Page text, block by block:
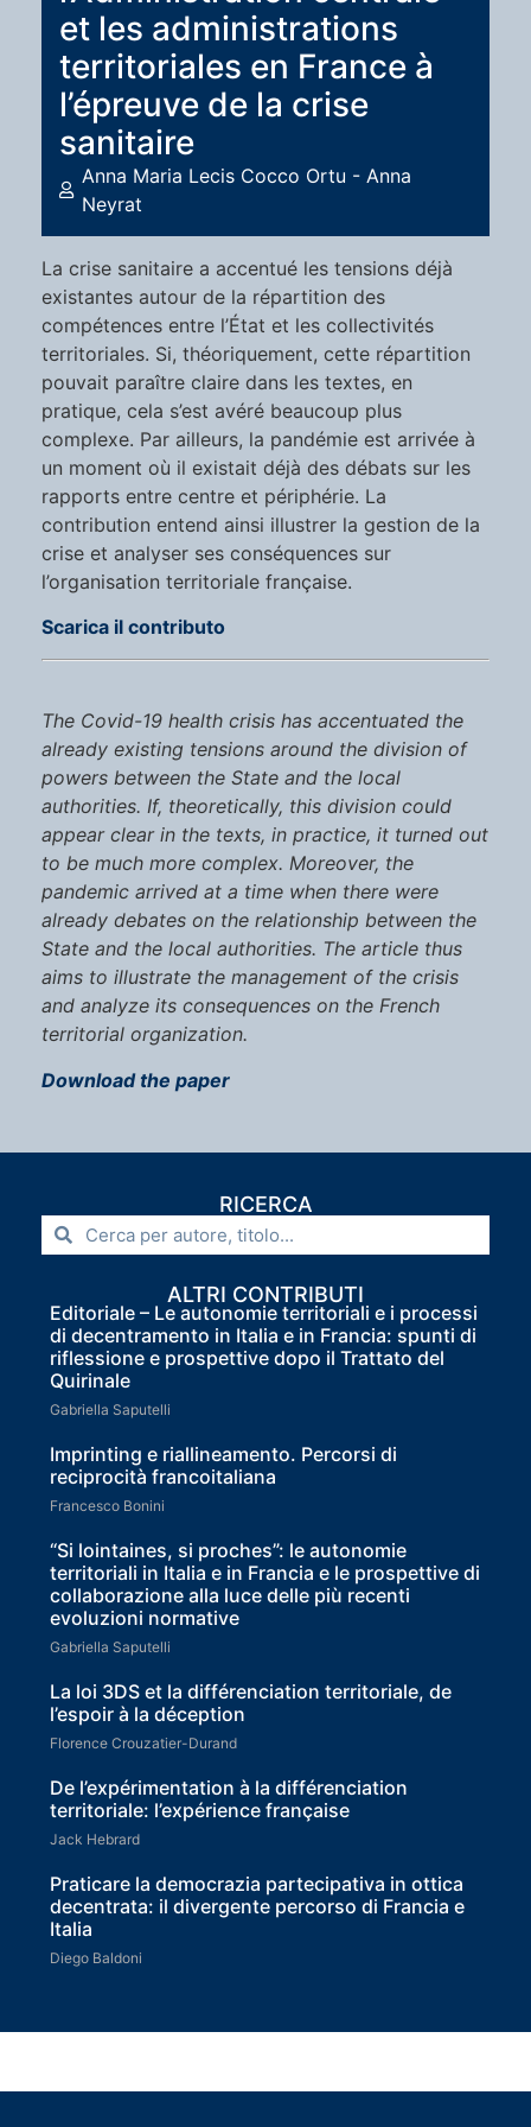
et les administrations
territoriales en France à
l’épreuve de la crise
sanitaire
Anna Maria Lecis Cocco Ortu - Anna
Neyrat
La crise sanitaire a accentué les tensions déjà
existantes autour de la répartition des
compétences entre l’État et les collectivités
territoriales. Si, théoriquement, cette répartition
pouvait paraître claire dans les textes, en
pratique, cela s’est avéré beaucoup plus
complexe. Par ailleurs, la pandémie est arrivée à
un moment où il existait déjà des débats sur les
rapports entre centre et périphérie. La
contribution entend ainsi illustrer la gestion de la
crise et analyser ses conséquences sur
l’organisation territoriale française.
Scarica il contributo
The Covid-19 health crisis has accentuated the
already existing tensions around the division of
powers between the State and the local
authorities. If, theoretically, this division could
appear clear in the texts, in practice, it turned out
to be much more complex. Moreover, the
pandemic arrived at a time when there were
already debates on the relationship between the
State and the local authorities. The article thus
aims to illustrate the management of the crisis
and analyze its consequences on the French
territorial organization.
Download the paper
RICERCA
ALTRI CONTRIBUTI
Editoriale – Le autonomie territoriali e i processi
di decentramento in Italia e in Francia: spunti di
riflessione e prospettive dopo il Trattato del
Quirinale
Gabriella Saputelli
Imprinting e riallineamento. Percorsi di
reciprocità francoitaliana
Francesco Bonini
“Si lointaines, si proches”: le autonomie
territoriali in Italia e in Francia e le prospettive di
collaborazione alla luce delle più recenti
evoluzioni normative
Gabriella Saputelli
La loi 3DS et la différenciation territoriale, de
l’espoir à la déception
Florence Crouzatier-Durand
De l’expérimentation à la différenciation
territoriale: l’expérience française
Jack Hebrard
Praticare la democrazia partecipativa in ottica
decentrata: il divergente percorso di Francia e
Italia
Diego Baldoni